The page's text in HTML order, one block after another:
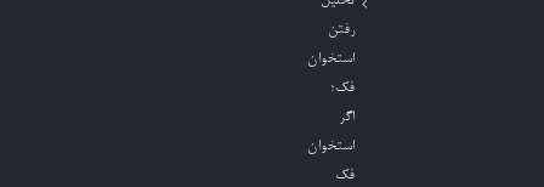
رفتن
استخوان
فک؛
اگر
استخوان
فک